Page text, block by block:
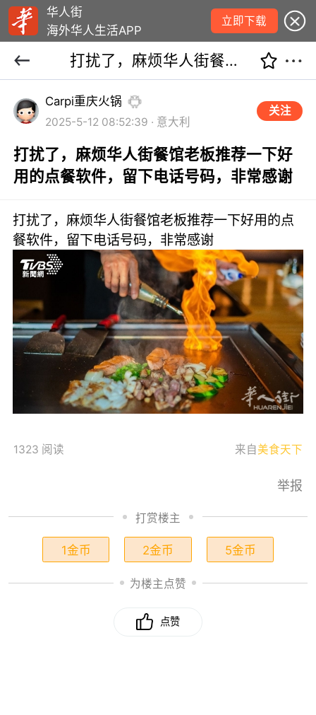
华人街
海外华人生活APP
立即下载
打扰了，麻烦华人街餐馆老板推荐一下好用的点餐软件，留下电话号码，非常感谢
Carpi重庆火锅
2025-5-12 08:52:39 · 意大利
关注
打扰了，麻烦华人街餐馆老板推荐一下好
用的点餐软件，留下电话号码，非常感谢
打扰了，麻烦华人街餐馆老板推荐一下好用的点
餐软件，留下电话号码，非常感谢
1323 阅读 来自美食天下
举报
打赏楼主
1金币 2金币 5金币
为楼主点赞
点赞